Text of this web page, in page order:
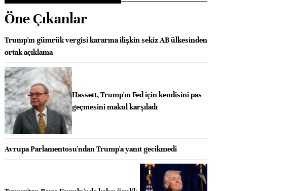
Öne Çıkanlar
Trump'ın gümrük vergisi kararına ilişkin sekiz AB ülkesinden
ortak açıklama
Hassett, Trump'ın Fed için kendisini pas
geçmesini makul karşıladı
Avrupa Parlamentosu'ndan Trump'a yanıt gecikmedi